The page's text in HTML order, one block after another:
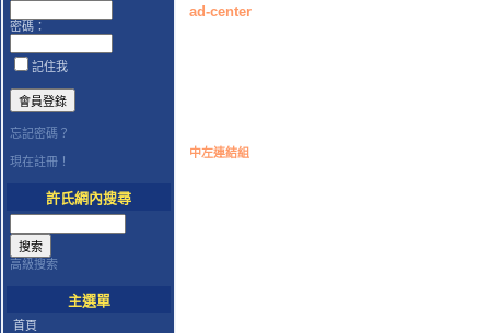
密碼：
記住我
忘記密碼？
現在註冊！
許氏網內搜尋
高級搜索
主選單
首頁
ad-center
中左連結組